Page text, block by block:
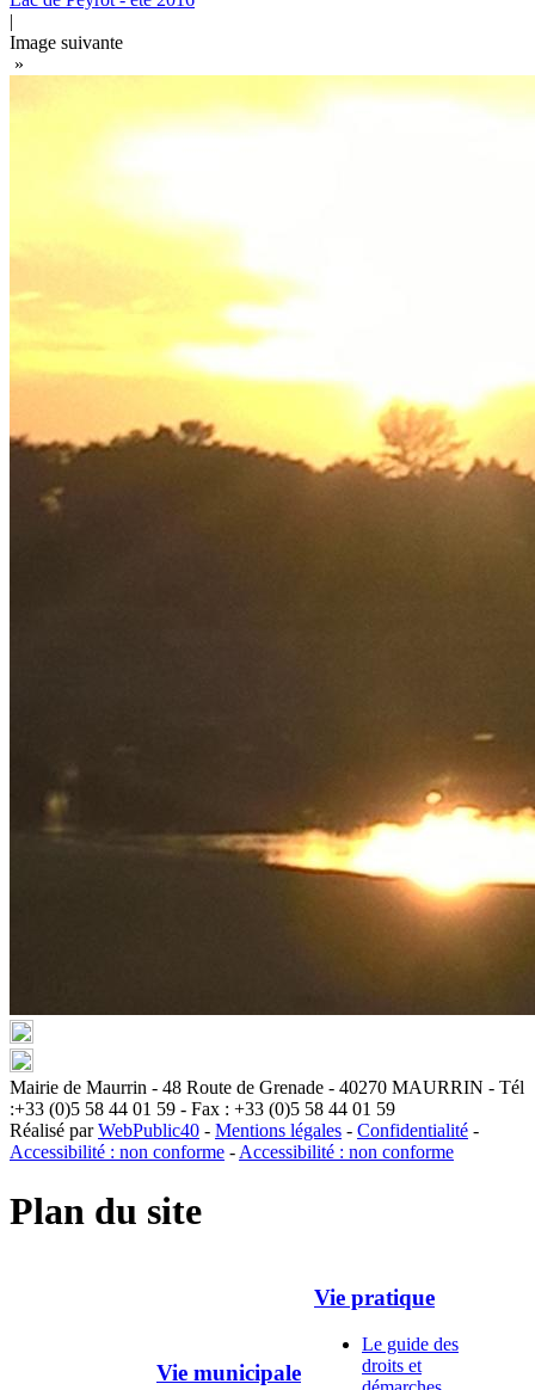
|
Image suivante
»
Mairie de Maurrin - 48 Route de Grenade - 40270 MAURRIN - Tél
:+33 (0)5 58 44 01 59 - Fax : +33 (0)5 58 44 01 59
Réalisé parWebPublic40 - Mentions légales - Confidentialité -
Accessibilité : non conforme -Accessibilité : non conforme
Plan du site
Vie municipale
Vie pratique
Le guide des
droits et